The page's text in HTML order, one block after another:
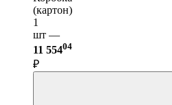
(картон)
1
шт —
11 55404
₽